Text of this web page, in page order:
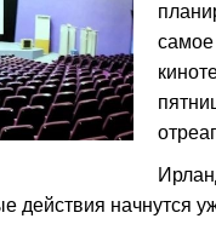
действия начнутся